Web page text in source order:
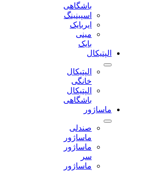
باشگاهی
اسپینینگ
ایربایک
مینی
الپتیکال
الپتیکال
خانگی
الپتیکال
باشگاهی
ماساژور
صندلی
ماساژور
ماساژور
ماساژور